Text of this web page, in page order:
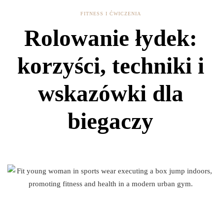
FITNESS I ĆWICZENIA
Rolowanie łydek:
korzyści, techniki i
wskazówki dla
biegaczy